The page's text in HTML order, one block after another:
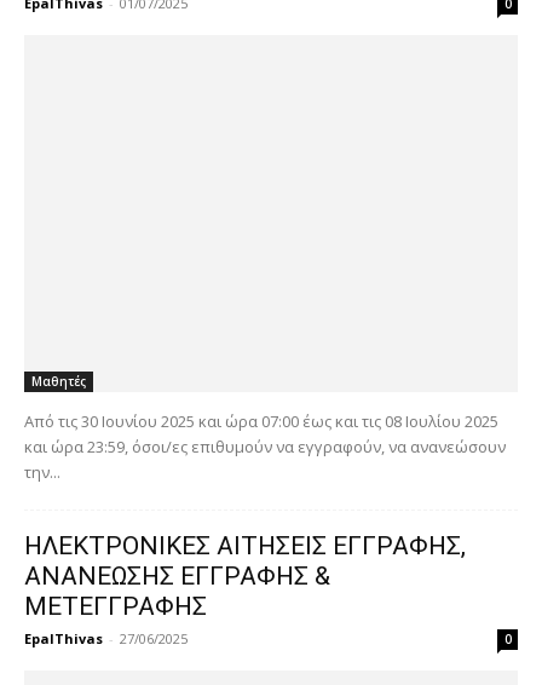
Μαθητές
Από τις 30 Ιουνίου 2025 και ώρα 07:00 έως και τις 08 Ιουλίου 2025
και ώρα 23:59, όσοι/ες επιθυμούν να εγγραφούν, να ανανεώσουν
την...
ΗΛΕΚΤΡΟΝΙΚΕΣ ΑΙΤΗΣΕΙΣ ΕΓΓΡΑΦΗΣ,
ΑΝΑΝΕΩΣΗΣ ΕΓΓΡΑΦΗΣ &
ΜΕΤΕΓΓΡΑΦΗΣ
EpalThivas - 27/06/2025 0